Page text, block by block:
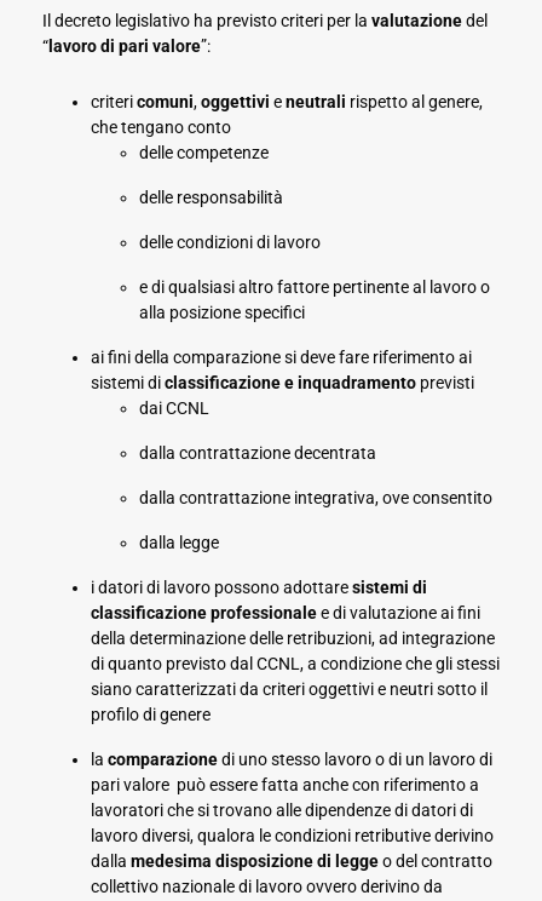
Il decreto legislativo ha previsto criteri per la valutazionedel
“ lavoro di pari valore”:
critericomuni,oggettivi eneutrali rispetto al genere,
che tengano conto
delle competenze
delle responsabilità
delle condizioni di lavoro
e di qualsiasi altro fattore pertinente al lavoro o
alla posizione specifici
ai fini della comparazione si deve fare riferimento ai
sistemi diclassificazione e inquadramento previsti
dai CCNL
dalla contrattazione decentrata
dalla contrattazione integrativa, ove consentito
dalla legge
i datori di lavoro possono adottaresistemi di
classificazione professionalee di valutazione ai fini
della determinazione delle retribuzioni, ad integrazione
di quanto previsto dal CCNL, a condizione che gli stessi
siano caratterizzati da criteri oggettivi e neutri sotto il
profilo di genere
la comparazionedi uno stesso lavoro o di un lavoro di
pari valore può essere fatta anche con riferimento a
lavoratori che si trovano alle dipendenze di datori di
lavoro diversi, qualora le condizioni retributive derivino
dalla medesima disposizione di leggeo del contratto
collettivo nazionale di lavoro ovvero derivino da